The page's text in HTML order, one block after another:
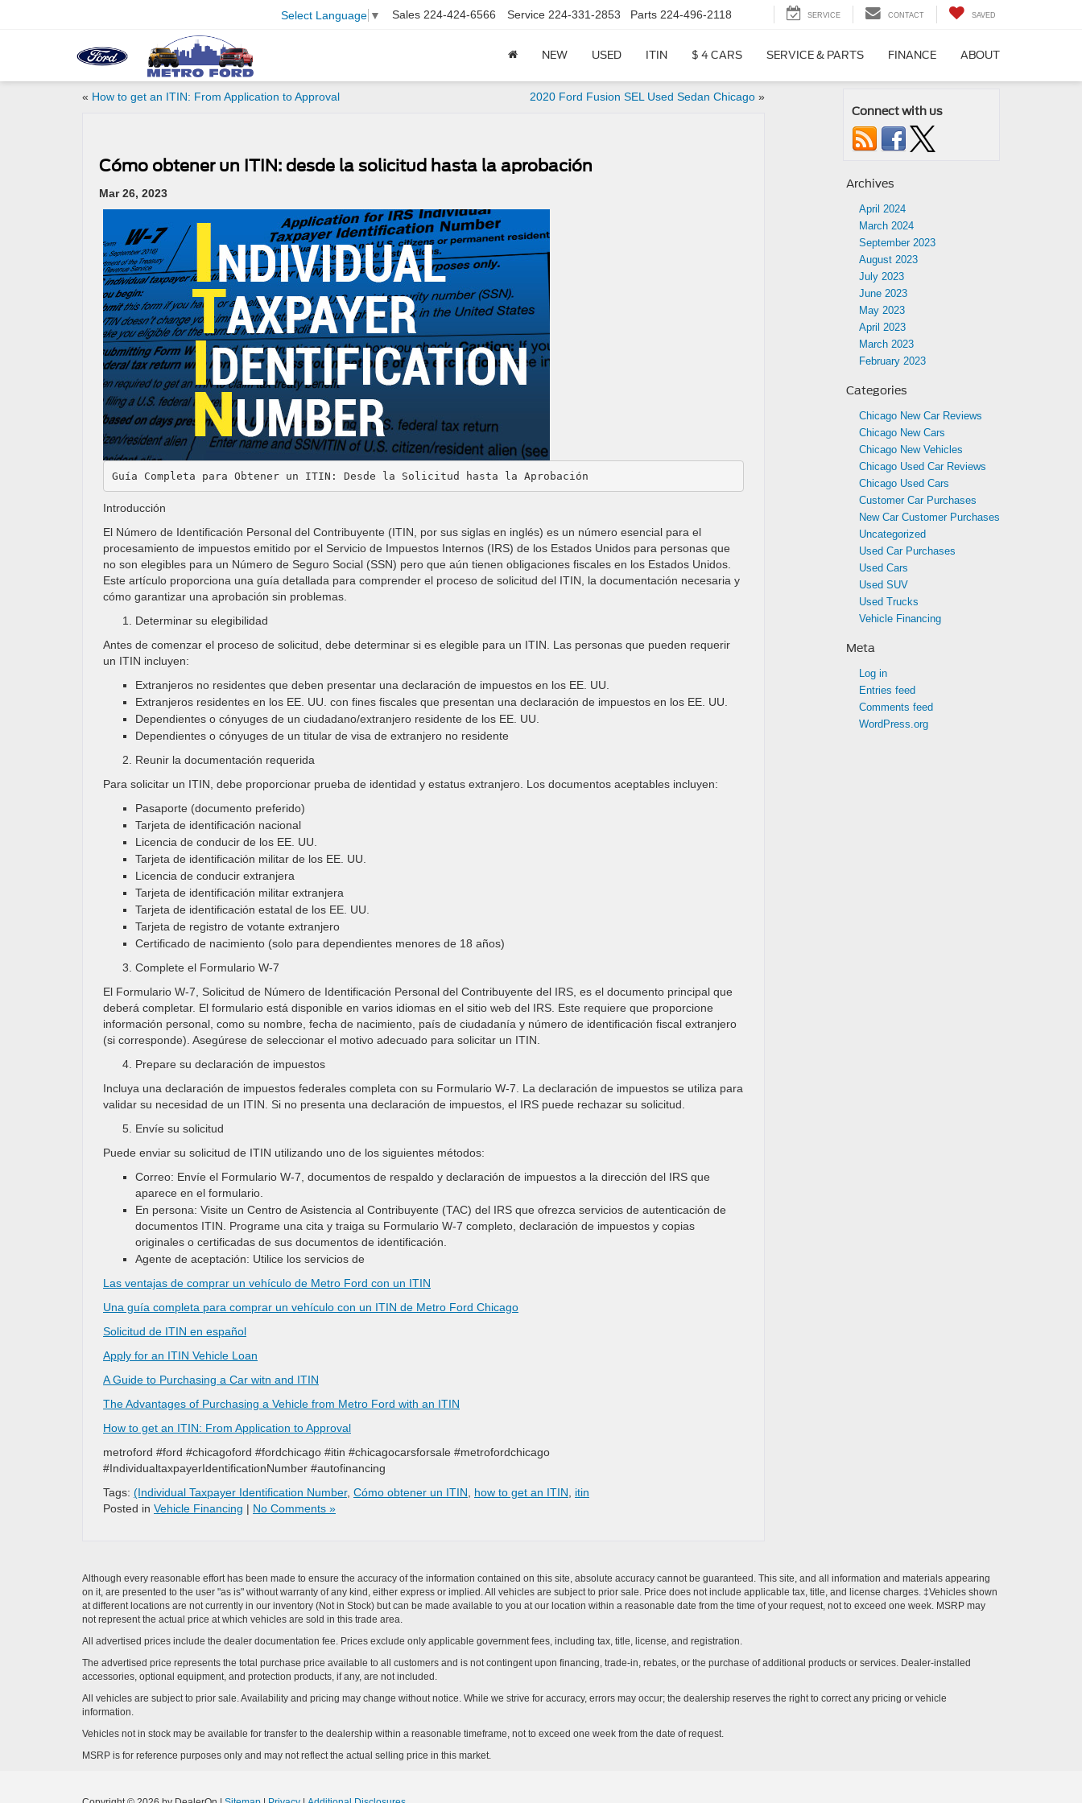
Select Language ▼ Sales 224-424-6566 Service 224-331-2853 Parts 224-496-2118 SERVICE CONTACT SAVED
NEW USED ITIN $ 4 CARS SERVICE & PARTS FINANCE ABOUT
« How to get an ITIN: From Application to Approval 2020 Ford Fusion SEL Used Sedan Chicago»
Cómo obtener un ITIN: desde la solicitud hasta la aprobación
Mar 26, 2023
Guía Completa para Obtener un ITIN: Desde la Solicitud hasta la Aprobación
Introducción
El Número de Identificación Personal del Contribuyente (ITIN, por sus siglas en inglés) es un número esencial para el
procesamiento de impuestos emitido por el Servicio de Impuestos Internos (IRS) de los Estados Unidos para personas que
no son elegibles para un Número de Seguro Social (SSN) pero que aún tienen obligaciones fiscales en los Estados Unidos.
Este artículo proporciona una guía detallada para comprender el proceso de solicitud del ITIN, la documentación necesaria y
cómo garantizar una aprobación sin problemas.
Determinar su elegibilidad
Antes de comenzar el proceso de solicitud, debe determinar si es elegible para un ITIN. Las personas que pueden requerir
un ITIN incluyen:
Extranjeros no residentes que deben presentar una declaración de impuestos en los EE. UU.
Extranjeros residentes en los EE. UU. con fines fiscales que presentan una declaración de impuestos en los EE. UU.
Dependientes o cónyuges de un ciudadano/extranjero residente de los EE. UU.
Dependientes o cónyuges de un titular de visa de extranjero no residente
Reunir la documentación requerida
Para solicitar un ITIN, debe proporcionar prueba de identidad y estatus extranjero. Los documentos aceptables incluyen:
Pasaporte (documento preferido)
Tarjeta de identificación nacional
Licencia de conducir de los EE. UU.
Tarjeta de identificación militar de los EE. UU.
Licencia de conducir extranjera
Tarjeta de identificación militar extranjera
Tarjeta de identificación estatal de los EE. UU.
Tarjeta de registro de votante extranjero
Certificado de nacimiento (solo para dependientes menores de 18 años)
Complete el Formulario W-7
El Formulario W-7, Solicitud de Número de Identificación Personal del Contribuyente del IRS, es el documento principal que
deberá completar. El formulario está disponible en varios idiomas en el sitio web del IRS. Este requiere que proporcione
información personal, como su nombre, fecha de nacimiento, país de ciudadanía y número de identificación fiscal extranjero
(si corresponde). Asegúrese de seleccionar el motivo adecuado para solicitar un ITIN.
Prepare su declaración de impuestos
Incluya una declaración de impuestos federales completa con su Formulario W-7. La declaración de impuestos se utiliza para
validar su necesidad de un ITIN. Si no presenta una declaración de impuestos, el IRS puede rechazar su solicitud.
Envíe su solicitud
Puede enviar su solicitud de ITIN utilizando uno de los siguientes métodos:
Correo: Envíe el Formulario W-7, documentos de respaldo y declaración de impuestos a la dirección del IRS que
aparece en el formulario.
En persona: Visite un Centro de Asistencia al Contribuyente (TAC) del IRS que ofrezca servicios de autenticación de
documentos ITIN. Programe una cita y traiga su Formulario W-7 completo, declaración de impuestos y copias
originales o certificadas de sus documentos de identificación.
Agente de aceptación: Utilice los servicios de
Las ventajas de comprar un vehículo de Metro Ford con un ITIN
Una guía completa para comprar un vehículo con un ITIN de Metro Ford Chicago
Solicitud de ITIN en español
Apply for an ITIN Vehicle Loan
A Guide to Purchasing a Car witn and ITIN
The Advantages of Purchasing a Vehicle from Metro Ford with an ITIN
How to get an ITIN: From Application to Approval
metroford #ford #chicagoford #fordchicago #itin #chicagocarsforsale #metrofordchicago
#IndividualtaxpayerIdentificationNumber #autofinancing
Tags: (Individual Taxpayer Identification Number, Cómo obtener un ITIN how to get an ITIN
itin
Posted in Vehicle Financing | No Comments »
Connect with us
Archives
April 2024
March 2024
September 2023
August 2023
July 2023
June 2023
May 2023
April 2023
March 2023
February 2023
Categories
Chicago New Car Reviews
Chicago New Cars
Chicago New Vehicles
Chicago Used Car Reviews
Chicago Used Cars
Customer Car Purchases
New Car Customer Purchases
Uncategorized
Used Car Purchases
Used Cars
Used SUV
Used Trucks
Vehicle Financing
Meta
Log in
Entries feed
Comments feed
WordPress.org
Although every reasonable effort has been made to ensure the accuracy of the information contained on this site, absolute accuracy cannot be guaranteed. This site, and all information and materials appearing
on it, are presented to the user "as is" without warranty of any kind, either express or implied. All vehicles are subject to prior sale. Price does not include applicable tax, title, and license charges. ‡Vehicles shown
at different locations are not currently in our inventory (Not in Stock) but can be made available to you at our location within a reasonable date from the time of your request, not to exceed one week. MSRP may
not represent the actual price at which vehicles are sold in this trade area.
All advertised prices include the dealer documentation fee. Prices exclude only applicable government fees, including tax, title, license, and registration.
The advertised price represents the total purchase price available to all customers and is not contingent upon financing, trade-in, rebates, or the purchase of additional products or services. Dealer-installed
accessories, optional equipment, and protection products, if any, are not included.
All vehicles are subject to prior sale. Availability and pricing may change without notice. While we strive for accuracy, errors may occur; the dealership reserves the right to correct any pricing or vehicle
information.
Vehicles not in stock may be available for transfer to the dealership within a reasonable timeframe, not to exceed one week from the date of request.
MSRP is for reference purposes only and may not reflect the actual selling price in this market.